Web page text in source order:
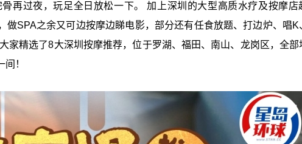
再过夜，玩足全日放松一下。 加上深圳的大型高质水疗及按摩店
做SPA之余又可边按摩边睇电影，部分还有任食放题、打边炉、唱K
家精选了8大深圳按摩推荐，位于罗湖、福田、南山、龙岗区，全部
！